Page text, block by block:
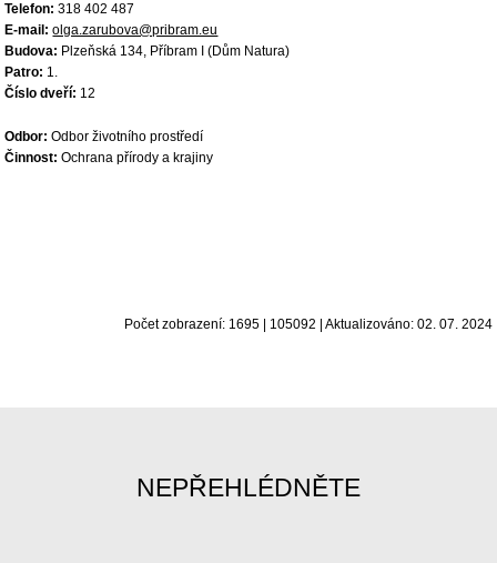
Telefon: 318 402 487
E-mail: olga.zarubova@pribram.eu
Budova: Plzeňská 134, Příbram I (Dům Natura)
Patro: 1.
Číslo dveří: 12
Odbor: Odbor životního prostředí
Činnost: Ochrana přírody a krajiny
Počet zobrazení: 1695 | 105092 | Aktualizováno: 02. 07. 2024
NEPŘEHLÉDNĚTE